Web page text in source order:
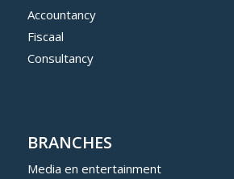
Accountancy
Fiscaal
Consultancy
BRANCHES
Media en entertainment